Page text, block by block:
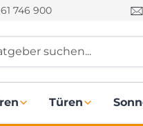
746 900
suchen...
Türen